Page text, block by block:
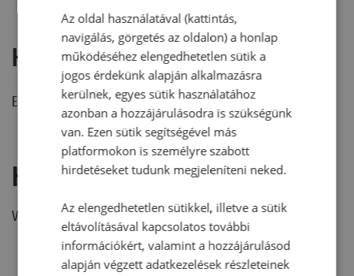
Hozzászólások
Ehhez a recepthez még nem érkezett hozzászólás.
Hozzászólás írása
Vélemény írásához, kérjük,jelentkezz be!
Az oldal használatával (kattintás,
navigálás, görgetés az oldalon) a honlap
működéséhez elengedhetetlen sütik a
jogos érdekünk alapján alkalmazásra
kerülnek, egyes sütik használatához
azonban a hozzájárulásodra is szükségünk
van. Ezen sütik segítségével más
platformokon is személyre szabott
hirdetéseket tudunk megjeleníteni neked.
Az elengedhetetlen sütikkel, illetve a sütik
eltávolításával kapcsolatos további
információkért, valamint a hozzájárulásod
alapján végzett adatkezelések részleteinek